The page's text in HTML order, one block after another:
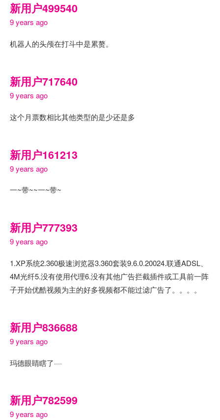
新用户499540
9 years ago
机器人的头颅在打斗中是累赘。
新用户717640
9 years ago
这个月票数相比其他类型的是少还是多
新用户161213
9 years ago
一~带~~一~带~
新用户777393
9 years ago
1.XP系统2.360极速浏览器3.360套装9.6.0.20024.联通ADSL、
4M光纤5.没有使用代理6.没有其他广告拦截插件或工具前一阵
子开始优酷视频为主的好多视频都不能过滤广告了。。。。
新用户836688
9 years ago
玛德眼睛瞎了····
新用户782599
9 years ago